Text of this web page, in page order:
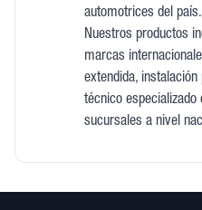
automotrices del país.
Nuestros productos
marcas
extendida,
técnico especializado
sucursales a nivel